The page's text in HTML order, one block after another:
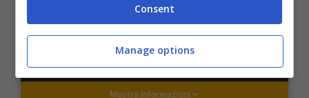
2050€
VERIFICA
Mostra Informazioni
Consent
Manage options